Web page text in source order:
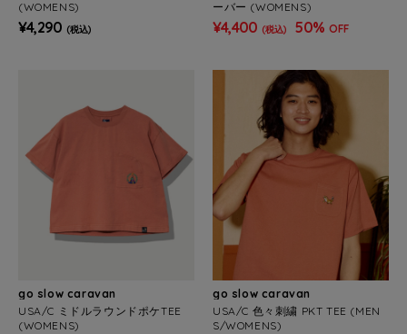
(WOMENS)
¥4,290 (税込)
ーバー (WOMENS)
¥4,400 (税込) 50% OFF
go slow caravan
USA/C ミドルラウンドポケTEE
(WOMENS)
go slow caravan
USA/C 色々刺繍 PKT TEE (MEN
S/WOMENS)